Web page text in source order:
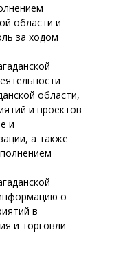
области и
за ходом
области,
и проектов
и
а также
о
в
и торговли